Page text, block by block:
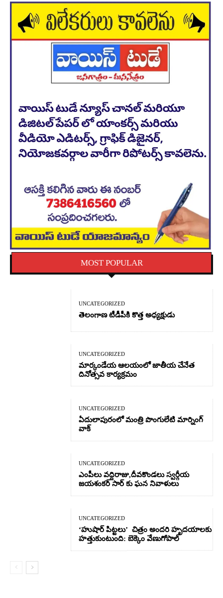
MOST POPULAR
UNCATEGORIZED
తెలంగాణ టీడీపీకి కొత్త అధ్యక్షుడు
UNCATEGORIZED
మార్కండేయ ఆలయంలో జాతీయ చేనేత
దినోత్సవ కార్యక్రమం
UNCATEGORIZED
ఏదులాపురంలో మంత్రి పొంగులేటి మార్నింగ్
వాక్
UNCATEGORIZED
ఎంపీలు వద్దిరాజు,దీవకొండలు స్వర్గీయ
జయశంకర్ సార్ కు ఘన నివాళులు
UNCATEGORIZED
‘హుషార్‌ పిట్టలు’ చిత్రం అందరి హృదయాలకు
హత్తుకుంటుంది: బెక్కెం వేణుగోపాల్‌